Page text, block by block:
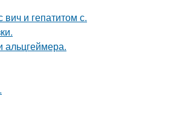
и гепатитом с.
альцгеймера.